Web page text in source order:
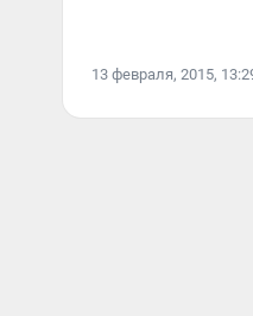
13 февраля, 2015,